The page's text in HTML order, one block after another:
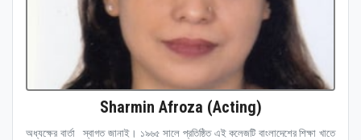
Sharmin Afroza (Acting)
অধ্যক্ষের বার্তা স্বাগত জানাই। ১৯৬৫ সালে প্রতিষ্ঠিত এই কলেজটি বাংলাদেশের শিক্ষা খাতে